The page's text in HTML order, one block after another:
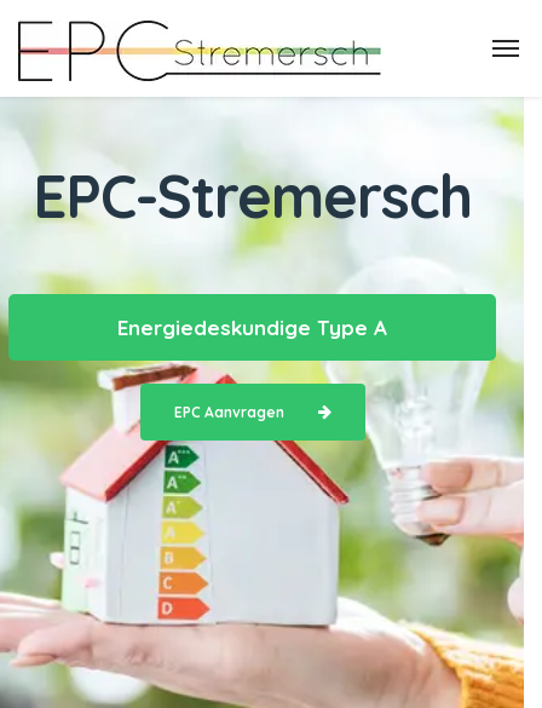
EPC-Stremersch
Energiedeskundige Type A
EPC Aanvragen